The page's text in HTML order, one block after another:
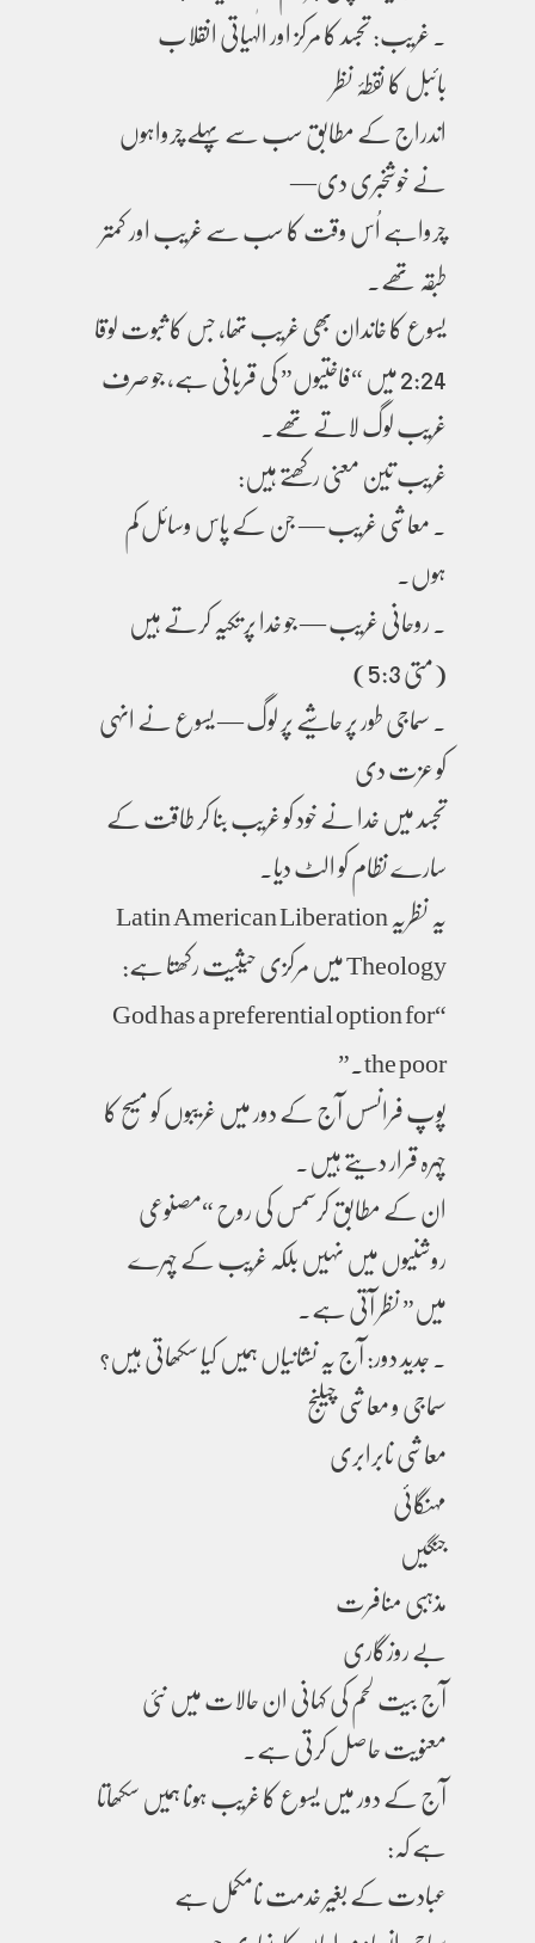
. غریب: تجسد کا مرکز اور الٰہیاتی انقلاب
بائبل کا نقطۂ نظر
اندراج کے مطابق سب سے پہلے چرواہوں
نے خوشخبری دی—
چرواہے اُس وقت کا سب سے غریب اور کمتر
طبقہ تھے۔
یسوع کا خاندان بھی غریب تھا، جس کا ثبوت لوقا
2:24 میں “فاختیوں” کی قربانی ہے، جو صرف
غریب لوگ لاتے تھے۔
غریب تین معنی رکھتے ہیں:
. معاشی غریب — جن کے پاس وسائل کم
ہوں۔
. روحانی غریب — جو خدا پر تکیہ کرتے ہیں
(متی 5:3)
. سماجی طور پر حاشیے پر لوگ — یسوع نے انہی
کو عزت دی
تجسد میں خدا نے خود کو غریب بنا کر طاقت کے
سارے نظام کو الٹ دیا۔
یہ نظریہ Latin American Liberation
Theology میں مرکزی حیثیت رکھتا ہے:
“God has a preferential option for
the poor.”
پوپ فرانسس آج کے دور میں غریبوں کو مسیح کا
چہرہ قرار دیتے ہیں۔
ان کے مطابق کرسمس کی روح “مصنوعی
روشنیوں میں نہیں بلکہ غریب کے چہرے
میں” نظر آتی ہے۔
. جدید دور: آج یہ نشانیاں ہمیں کیا سکھاتی ہیں؟
سماجی و معاشی چیلنج
معاشی نابرابری
مہنگائی
جنگیں
مذہبی منافرت
بے روزگاری
آج بیت لحم کی کہانی ان حالات میں نئی
معنویت حاصل کرتی ہے۔
آج کے دور میں یسوع کا غریب ہونا ہمیں سکھاتا
ہے کہ:
عبادت کے بغیر خدمت نامکمل ہے